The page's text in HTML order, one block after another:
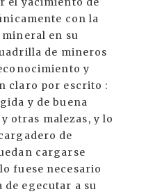
con la
en su
de mineros
y
claro por escrito :
y de buena
otras malezas, y lo
de
cargarse
fuese necesario
de egecutar a su